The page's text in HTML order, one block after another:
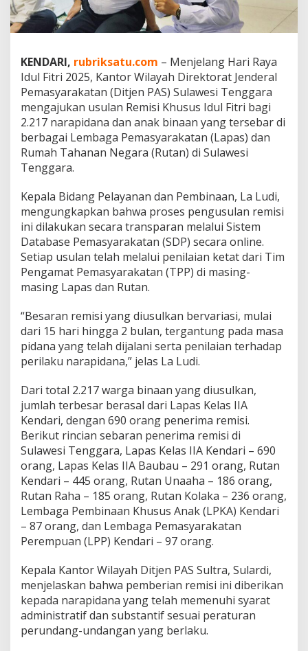
a
k
B
n
a
a
n
d
u
l
a
D
u
s
u
l
k
a
T
e
r
i
m
R
e
m
i
s
i
I
d
F
i
i
2
0
2
5
KENDARI, rubriksatu.com – Menjelang Hari Raya
Idul Fitri 2025, Kantor Wilayah Direktorat Jenderal
Pemasyarakatan (Ditjen PAS) Sulawesi Tenggara
mengajukan usulan Remisi Khusus Idul Fitri bagi
2.217 narapidana dan anak binaan yang tersebar di
berbagai Lembaga Pemasyarakatan (Lapas) dan
Rumah Tahanan Negara (Rutan) di Sulawesi
Tenggara.
Kepala Bidang Pelayanan dan Pembinaan, La Ludi,
mengungkapkan bahwa proses pengusulan remisi
ini dilakukan secara transparan melalui Sistem
Database Pemasyarakatan (SDP) secara online.
Setiap usulan telah melalui penilaian ketat dari Tim
Pengamat Pemasyarakatan (TPP) di masing-
masing Lapas dan Rutan.
“Besaran remisi yang diusulkan bervariasi, mulai
dari 15 hari hingga 2 bulan, tergantung pada masa
pidana yang telah dijalani serta penilaian terhadap
perilaku narapidana,” jelas La Ludi.
Dari total 2.217 warga binaan yang diusulkan,
jumlah terbesar berasal dari Lapas Kelas IIA
Kendari, dengan 690 orang penerima remisi.
Berikut rincian sebaran penerima remisi di
Sulawesi Tenggara, Lapas Kelas IIA Kendari – 690
orang, Lapas Kelas IIA Baubau – 291 orang, Rutan
Kendari – 445 orang, Rutan Unaaha – 186 orang,
Rutan Raha – 185 orang, Rutan Kolaka – 236 orang,
Lembaga Pembinaan Khusus Anak (LPKA) Kendari
– 87 orang, dan Lembaga Pemasyarakatan
Perempuan (LPP) Kendari – 97 orang.
Kepala Kantor Wilayah Ditjen PAS Sultra, Sulardi,
menjelaskan bahwa pemberian remisi ini diberikan
kepada narapidana yang telah memenuhi syarat
administratif dan substantif sesuai peraturan
perundang-undangan yang berlaku.